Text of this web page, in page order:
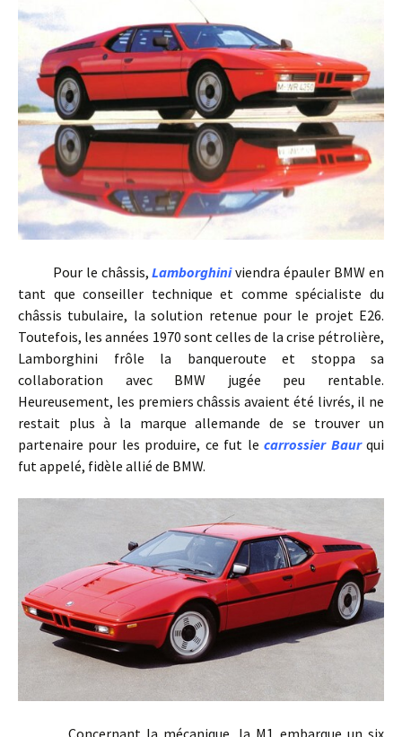
Pour le châssis,Lamborghiniviendra épauler BMW en
tant que conseiller technique et comme spécialiste du
châssis tubulaire, la solution retenue pour le projet E26.
Toutefois, les années 1970 sont celles de la crise pétrolière,
Lamborghini frôle la banqueroute et stoppa sa
collaboration avec BMW jugée peu rentable.
Heureusement, les premiers châssis avaient été livrés, il ne
restait plus à la marque allemande de se trouver un
partenaire pour les produire, ce fut lecarrossier Baur qui
fut appelé, fidèle allié de BMW.